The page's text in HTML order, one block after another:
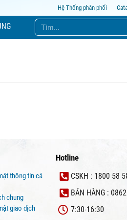
Hệ Thống phân phối
thông tin cá
chung
giao dịch
Hotline
CSKH : 1800 58
BÁN HÀNG :
7:30-16:30